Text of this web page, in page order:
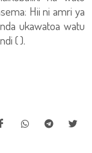
Hii ni amri ya
ukawatoa watu
( ).